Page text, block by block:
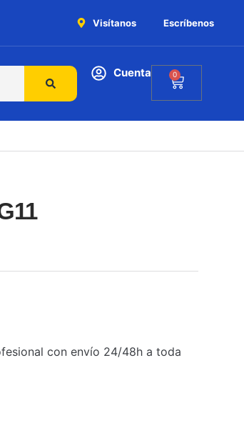
Visítanos Escríbenos
Cuenta 0
con envío 24/48h a toda